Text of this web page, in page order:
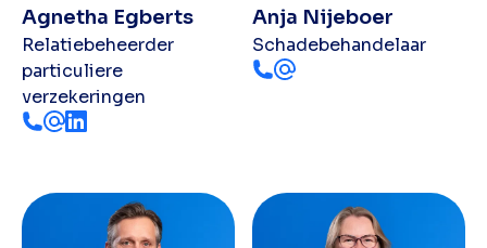
Agnetha Egberts
Relatiebeheerder
particuliere
verzekeringen
Anja Nijeboer
Schadebehandelaar